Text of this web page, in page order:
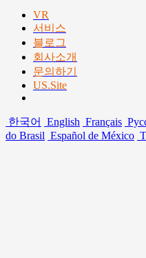
VR
서비스
블로그
회사소개
문의하기
US.Site
한국어 English Français
do Brasil Español de México